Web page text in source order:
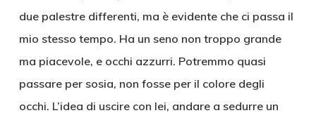
due palestre differenti, ma è evidente che ci passa il
mio stesso tempo. Ha un seno non troppo grande
ma piacevole, e occhi azzurri. Potremmo quasi
passare per sosia, non fosse per il colore degli
occhi. L’idea di uscire con lei, andare a sedurre un